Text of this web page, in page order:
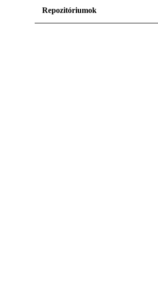
Repozitóriumok